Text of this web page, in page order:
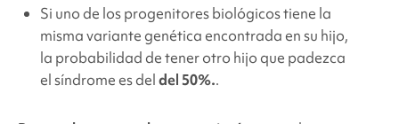
Si uno de los progenitores biológicos tiene la
misma variante genética encontrada en su hijo,
la probabilidad de tener otro hijo que padezca
el síndrome es deldel 50%..